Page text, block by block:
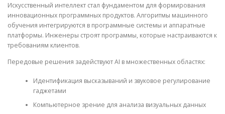
Искусственный интеллект стал фундаментом для формирования
инновационных программных продуктов. Алгоритмы машинного
обучения интегрируются в программные системы и аппаратные
платформы. Инженеры строят программы, которые настраиваются к
требованиям клиентов.
Передовые решения задействуют AI в множественных областях:
Идентификация высказываний и звуковое регулирование
гаджетами
Компьютерное зрение для анализа визуальных данных